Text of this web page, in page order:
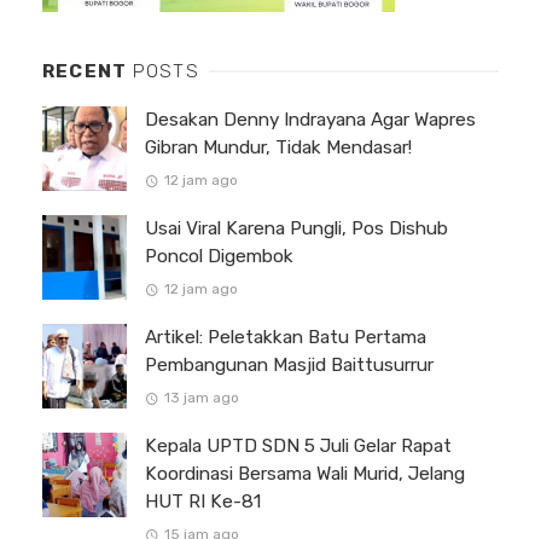
RECENT POSTS
Desakan Denny Indrayana Agar Wapres
Gibran Mundur, Tidak Mendasar!
12 jam ago
Usai Viral Karena Pungli, Pos Dishub
Poncol Digembok
12 jam ago
Artikel: Peletakkan Batu Pertama
Pembangunan Masjid Baittusurrur
13 jam ago
Kepala UPTD SDN 5 Juli Gelar Rapat
Koordinasi Bersama Wali Murid, Jelang
HUT RI Ke-81
15 jam ago